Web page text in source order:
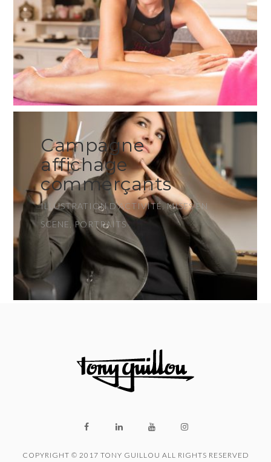
Campagne
affichage
commerçants
ILLUSTRATION D'ACTIVITÉ, MISES EN
SCENE, PORTRAITS
COPYRIGHT © 2017 TONY GUILLOU ALL RIGHTS RESERVED